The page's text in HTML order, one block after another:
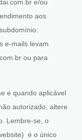
e/ou
aos
e-mails levam
ou para
e quando aplicável
autorizado, altere
Lembre-se, o
é o único